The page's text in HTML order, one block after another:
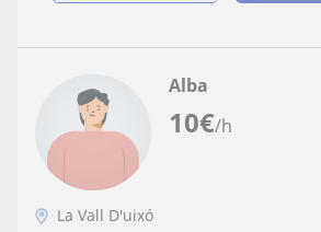
10€/h
Alba
La Vall D'uixó